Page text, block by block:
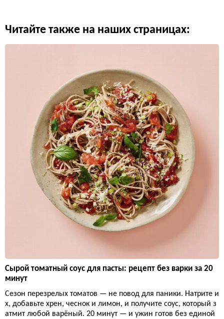
Читайте также на наших страницах:
Сырой томатный соус для пасты: рецепт без варки за 20
минут
Сезон перезрелых томатов — не повод для паники. Натрите и
х, добавьте хрен, чеснок и лимон, и получите соус, который з
атмит любой варёный. 20 минут — и ужин готов без единой